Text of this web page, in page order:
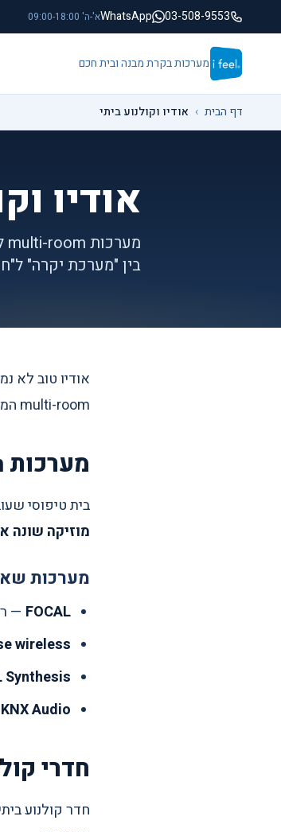
דלג לתוכן הראשי
03-508-9553
WhatsAppא'-ה' 09:00-18:00
מערכות בקרת מבנה ובית חכם
דף הבית › אודיו וקולנוע ביתי
אודיו
בין "מערכת יקרה"
אודיו טוב לא
multi-room המאפשרות מוזיקה בכל הבית מאפליקציה אחת, וחדרי קולנוע ביתי מקצועיים עם כיול אולפני.
מערכות Multi-room
בית טיפוסי שעובד איתנו מקבל בקרת
מוזיקה שונה
מערכות
FOCAL
—
wireless
Synthesis
KNX Audio
חדרי
חדר קולנוע